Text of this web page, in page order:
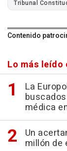
Tribunal
Contenido
Lo más leído
La
médica
Un
millón de